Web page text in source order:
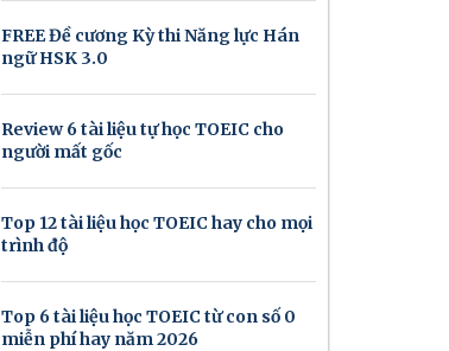
FREE Đề cương Kỳ thi Năng lực Hán
ngữ HSK 3.0
Review 6 tài liệu tự học TOEIC cho
người mất gốc
Top 12 tài liệu học TOEIC hay cho mọi
trình độ
Top 6 tài liệu học TOEIC từ con số 0
miễn phí hay năm 2026